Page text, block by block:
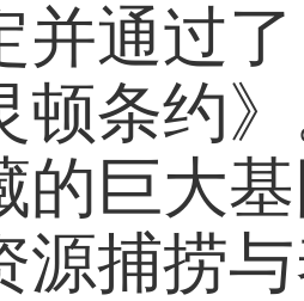
并通过
顿条约
的巨大
源捕捞